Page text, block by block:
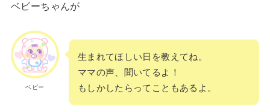
ベビーちゃんが
ベビー
生まれてほしい日を教えてね。
ママの声、聞いてるよ！
もしかしたらってこともあるよ。